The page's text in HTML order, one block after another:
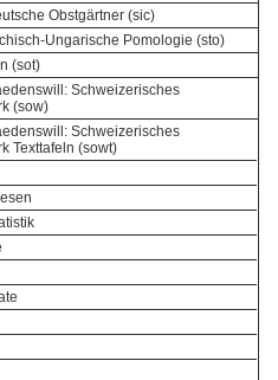
Obstgärtner (sic)
Ungarische Pomologie (sto)
(sot)
Schweizerisches
(sow)
Schweizerisches
Texttafeln (sowt)